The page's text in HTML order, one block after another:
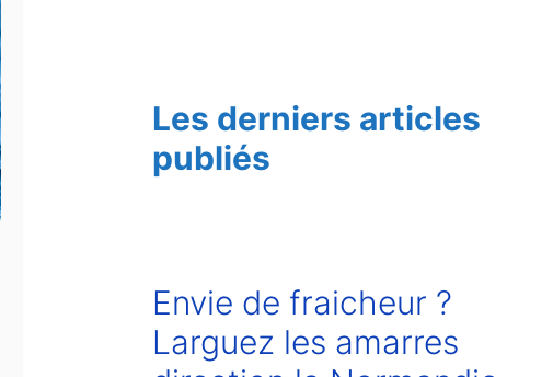
Les derniers articles
publiés
Envie de fraicheur ?
Larguez les amarres